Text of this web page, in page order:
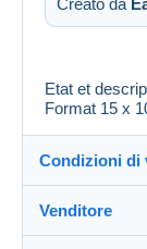
Creato da
Etat et
Format 15 x
Condizioni di
Venditore